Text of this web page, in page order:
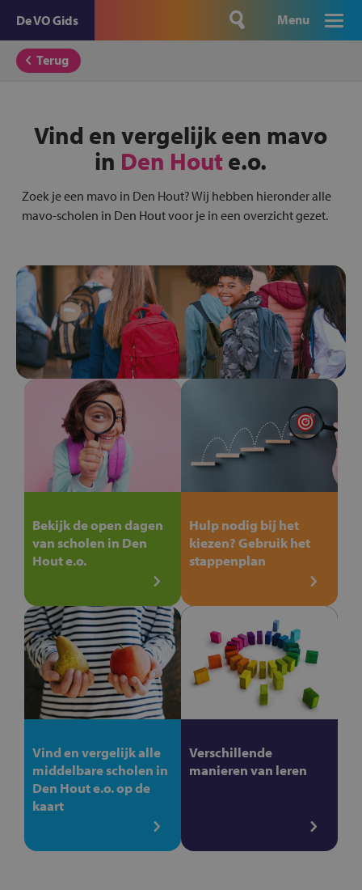
De VO Gids Menu
Terug
Vind en vergelijk een mavo
in Den Hout e.o.
Zoek je een mavo in Den Hout? Wij hebben hieronder alle
mavo-scholen in Den Hout voor je in een overzicht gezet.
Bekijk de open dagen
van scholen in Den
Hout e.o.
Hulp nodig bij het
kiezen? Gebruik het
stappenplan
Vind en vergelijk alle
middelbare scholen in
Den Hout e.o. op de
kaart
Verschillende
manieren van leren